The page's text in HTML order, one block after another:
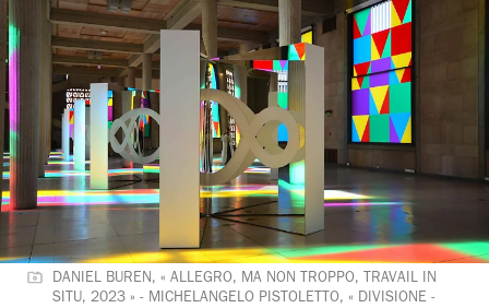
DANIEL BUREN, « ALLEGRO, MA NON TROPPO, TRAVAIL IN
SITU, 2023 » - MICHELANGELO PISTOLETTO, « DIVISIONE -